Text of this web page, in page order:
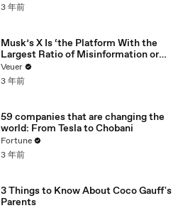
3 年前
Musk’s X Is ‘the Platform With the
Largest Ratio of Misinformation or
Disinformation’ Amongst All Social
Media Platforms
Veuer
3 年前
59 companies that are changing the
world: From Tesla to Chobani
Fortune
3 年前
3 Things to Know About Coco Gauff's
Parents